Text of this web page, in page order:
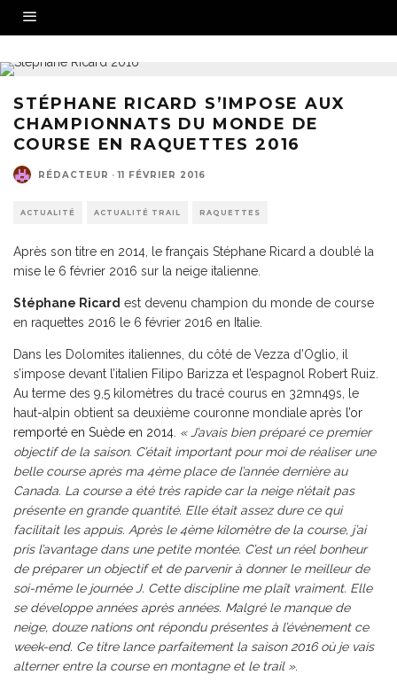
STÉPHANE RICARD S’IMPOSE AUX
CHAMPIONNATS DU MONDE DE
COURSE EN RAQUETTES 2016
RÉDACTEUR · 11 FÉVRIER 2016
ACTUALITÉ ACTUALITÉ TRAIL RAQUETTES
Après son titre en 2014, le français Stéphane Ricard a doublé la
mise le 6 février 2016 sur la neige italienne.
Stéphane Ricard est devenu champion du monde de course
en raquettes 2016 le 6 février 2016 en Italie.
Dans les Dolomites italiennes, du côté de Vezza d’Oglio, il
s’impose devant l’italien Filipo Barizza et l’espagnol Robert Ruiz.
Au terme des 9,5 kilomètres du tracé courus en 32mn49s, le
haut-alpin obtient sa deuxième couronne mondiale après l’or
remporté en Suède en 2014 « J’avais bien préparé ce premier
objectif de la saison. C’était important pour moi de réaliser une
belle course après ma 4ème place de l’année dernière au
Canada. La course a été très rapide car la neige n’était pas
présente en grande quantité. Elle était assez dure ce qui
facilitait les appuis. Après le 4ème kilomètre de la course, j’ai
pris l’avantage dans une petite montée. C’est un réel bonheur
de préparer un objectif et de parvenir à donner le meilleur de
soi-même le journée J. Cette discipline me plaît vraiment. Elle
se développe années après années. Malgré le manque de
neige, douze nations ont répondu présentes à l’évènement ce
week-end. Ce titre lance parfaitement la saison 2016 où je vais
alterner entre la course en montagne et le trail ».